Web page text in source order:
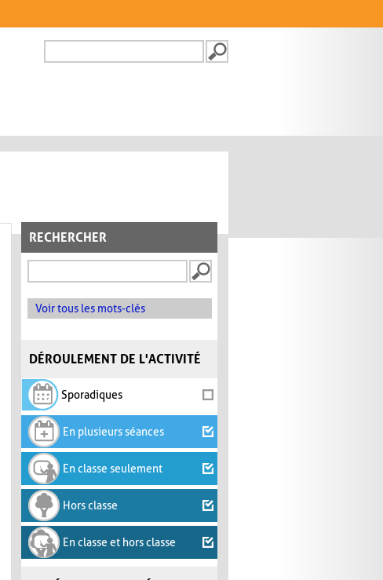
FORMULAIRE DE
RECHERCHER
Voir tous les mots-clés
DÉROULEMENT DE L'ACTIVITÉ
Sporadiques
En plusieurs séances
En classe seulement
Hors classe
En classe et hors classe